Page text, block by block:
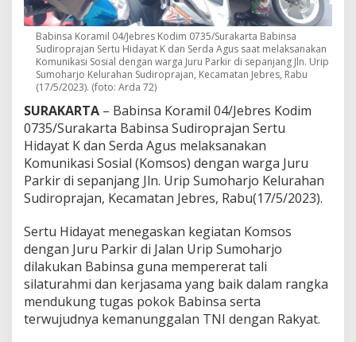
s
:
B
a
b
i
n
s
a
A
d
a
l
a
j
u
n
g
o
m
Babinsa Koramil 04/Jebres Kodim 0735/Surakarta Babinsa
Sudiroprajan Sertu Hidayat K dan Serda Agus saat melaksanakan
Komunikasi Sosial dengan warga Juru Parkir di sepanjang Jln. Urip
Sumoharjo Kelurahan Sudiroprajan, Kecamatan Jebres, Rabu
(17/5/2023). (foto: Arda 72)
SURAKARTA – Babinsa Koramil 04/Jebres Kodim
0735/Surakarta Babinsa Sudiroprajan Sertu
Hidayat K dan Serda Agus melaksanakan
Komunikasi Sosial (Komsos) dengan warga Juru
Parkir di sepanjang Jln. Urip Sumoharjo Kelurahan
Sudiroprajan, Kecamatan Jebres, Rabu(17/5/2023).
Sertu Hidayat menegaskan kegiatan Komsos
dengan Juru Parkir di Jalan Urip Sumoharjo
dilakukan Babinsa guna mempererat tali
silaturahmi dan kerjasama yang baik dalam rangka
mendukung tugas pokok Babinsa serta
terwujudnya kemanunggalan TNI dengan Rakyat.